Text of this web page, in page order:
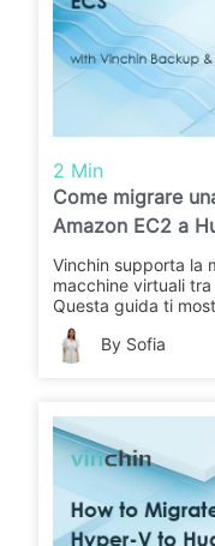
2 Min
Come migrare
Amazon EC2 a
Backup &
Vinchin supporta la
macchine virtuali tra
Questa guida ti
macchine virtuali
ripristino di
By Sofia